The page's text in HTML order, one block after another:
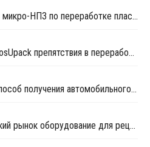
В РФ могут построить сеть микро-НПЗ по переработке пластика в бензин
Технониколь обсудила на RosUpack препятствия в переработке ПЭТ
Ученые ТПУ предложили способ получения автомобильного бензина из пластиковых отходов
АВЕКС выводит на российский рынок оборудование для рециклинга Avian Machinery